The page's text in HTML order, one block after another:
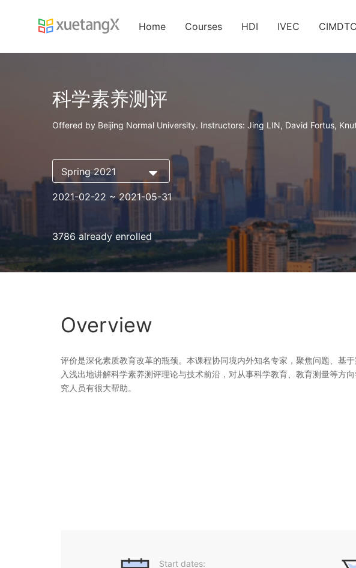
Home Courses HDI IVEC CIMDTC
科学素养测评
Offered by Beijing Normal University. Instructors: Jing LIN, David Fortus,
Spring 2021
2021-02-22 ~ 2021-05-31
3786 already enrolled
Overview
评价是深化素质教育改革的瓶颈。本课程协同境内外知名专家，聚焦问题、基
入浅出地讲解科学素养测评理论与技术前沿，对从事科学教育、教育测量等方
究人员有很大帮助。
Start dates: